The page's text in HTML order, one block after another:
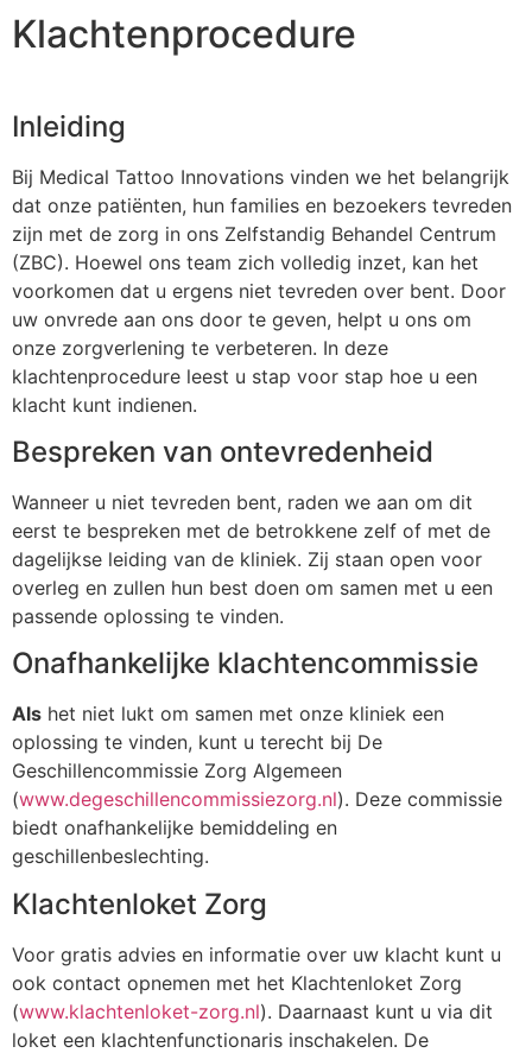
Klachtenprocedure
Inleiding
Bij Medical Tattoo Innovations vinden we het belangrijk
dat onze patiënten, hun families en bezoekers tevreden
zijn met de zorg in ons Zelfstandig Behandel Centrum
(ZBC). Hoewel ons team zich volledig inzet, kan het
voorkomen dat u ergens niet tevreden over bent. Door
uw onvrede aan ons door te geven, helpt u ons om
onze zorgverlening te verbeteren. In deze
klachtenprocedure leest u stap voor stap hoe u een
klacht kunt indienen.
Bespreken van ontevredenheid
Wanneer u niet tevreden bent, raden we aan om dit
eerst te bespreken met de betrokkene zelf of met de
dagelijkse leiding van de kliniek. Zij staan open voor
overleg en zullen hun best doen om samen met u een
passende oplossing te vinden.
Onafhankelijke klachtencommissie
Als het niet lukt om samen met onze kliniek een
oplossing te vinden, kunt u terecht bij De
Geschillencommissie Zorg Algemeen
(www.degeschillencommissiezorg.nl). Deze commissie
biedt onafhankelijke bemiddeling en
geschillenbeslechting.
Klachtenloket Zorg
Voor gratis advies en informatie over uw klacht kunt u
ook contact opnemen met het Klachtenloket Zorg
(www.klachtenloket-zorg.nl). Daarnaast kunt u via dit
loket een klachtenfunctionaris inschakelen. De